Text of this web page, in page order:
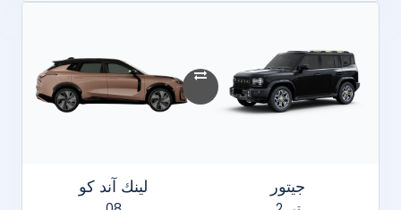
جيتور لينك آند كو